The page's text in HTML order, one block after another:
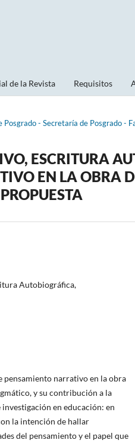
de la Revista Requisitos
- Secretaría de Posgrado -
ESCRITURA
EN LA OBRA
Autobiográfica,
pensamiento narrativo en la obra
y su contribución a la
en educación: en
la intención de hallar
del pensamiento y el papel que